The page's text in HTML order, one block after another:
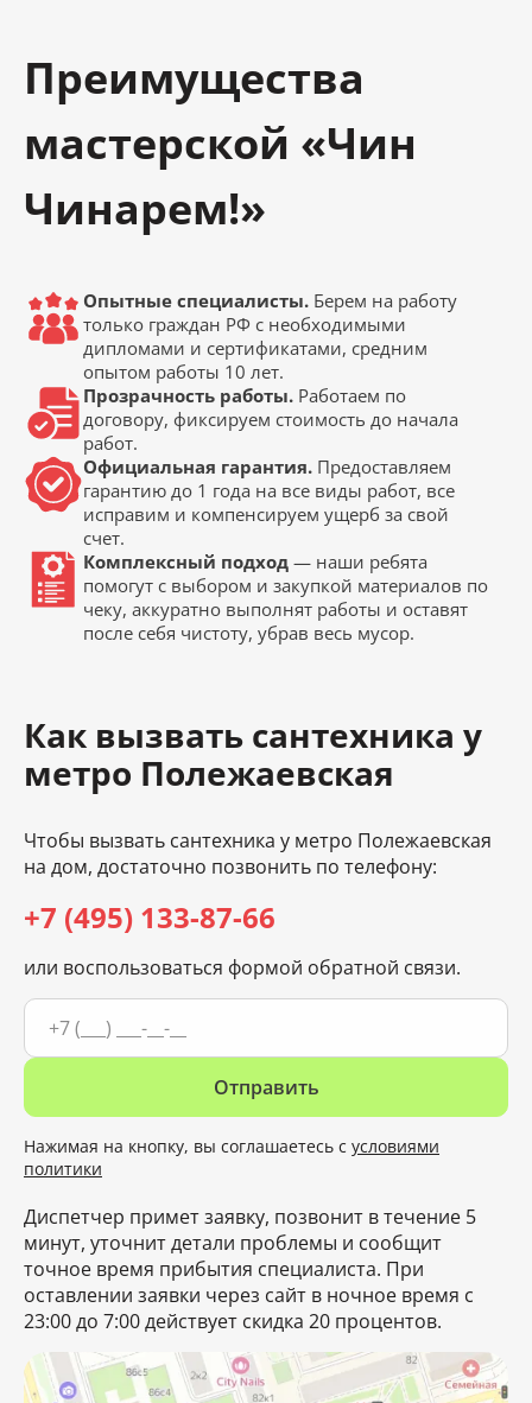
Преимущества
мастерской «Чин
Чинарем!»
Опытные специалисты. Берем на работу
только граждан РФ с необходимыми
дипломами и сертификатами, средним
опытом работы 10 лет.
Прозрачность работы. Работаем по
договору, фиксируем стоимость до начала
работ.
Официальная гарантия. Предоставляем
гарантию до 1 года на все виды работ, все
исправим и компенсируем ущерб за свой
счет.
Комплексный подход — наши ребята
помогут с выбором и закупкой материалов по
чеку, аккуратно выполнят работы и оставят
после себя чистоту, убрав весь мусор.
Как вызвать сантехника у
метро Полежаевская
Чтобы вызвать сантехника у метро Полежаевская
на дом, достаточно позвонить по телефону:
+7 (495) 133-87-66
или воспользоваться формой обратной связи.
Отправить
Нажимая на кнопку, вы соглашаетесь с условиями
политики
Диспетчер примет заявку, позвонит в течение 5
минут, уточнит детали проблемы и сообщит
точное время прибытия специалиста. При
оставлении заявки через сайт в ночное время с
23:00 до 7:00 действует скидка 20 процентов.